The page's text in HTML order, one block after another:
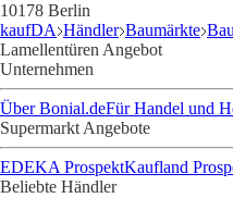
10178 Berlin
kaufDA Händler Baumärkte
Lamellentüren Angebot
Unternehmen
Über Bonial.deFür Handel und
Supermarkt Angebote
EDEKA ProspektKaufland
Beliebte Händler